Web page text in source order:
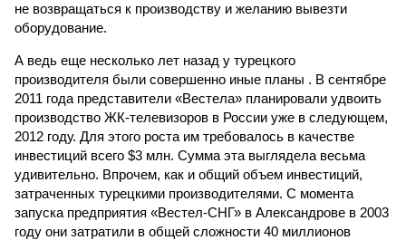
не возвращаться к производству и желанию вывезти
оборудование.
А ведь еще несколько лет назад у турецкого
производителя были совершенно иные планы . В сентябре
2011 года представители «Вестела» планировали удвоить
производство ЖК-телевизоров в России уже в следующем,
2012 году. Для этого роста им требовалось в качестве
инвестиций всего $3 млн. Сумма эта выглядела весьма
удивительно. Впрочем, как и общий объем инвестиций,
затраченных турецкими производителями. С момента
запуска предприятия «Вестел-CНГ» в Александрове в 2003
году они затратили в общей сложности 40 миллионов